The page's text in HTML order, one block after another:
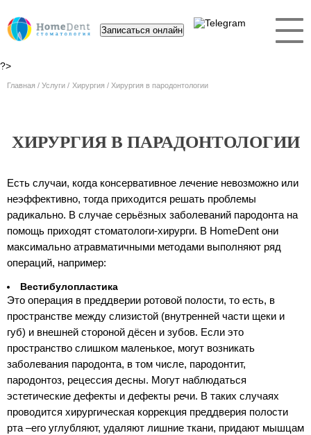
Записаться онлайн
?>
Главная Услуги Хирургия Хирургия в пародонтологии
ХИРУРГИЯ В ПАРАДОНТОЛОГИИ
Есть случаи, когда консервативное лечение невозможно или
неэффективно, тогда приходится решать проблемы
радикально. В случае серьёзных заболеваний пародонта на
помощь приходят стоматологи-хирурги. В HomeDent они
максимально атравматичными методами выполняют ряд
операций, например:
Вестибулопластика
Это операция в преддверии ротовой полости, то есть, в
пространстве между слизистой (внутренней части щеки и
губ) и внешней стороной дёсен и зубов. Если это
пространство слишком маленькое, могут возникать
заболевания пародонта, в том числе, пародонтит,
пародонтоз, рецессия десны. Могут наблюдаться
эстетические дефекты и дефекты речи. В таких случаях
проводится хирургическая коррекция преддверия полости
рта –его углубляют, удаляют лишние ткани, придают мышцам